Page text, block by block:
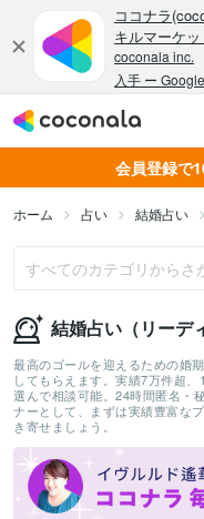
会員登録で
ホーム 占い 結婚占い
結婚占い（リーデ
最高のゴールを迎えるための婚
してもらえます。実績7万件超
選んで相談可能。24時間匿名・
ナーとして、まずは実績豊富な
き寄せましょう。